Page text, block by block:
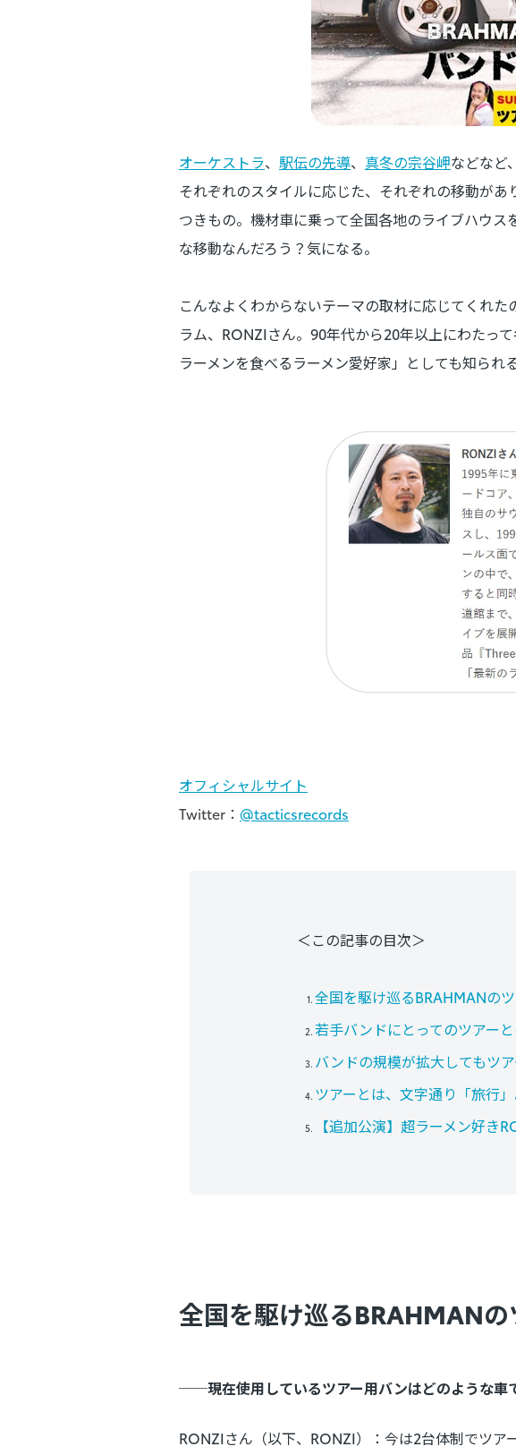
オーケストラ、 駅伝の先導、 真冬の宗谷岬などなど
それぞれのスタイルに応じた、それぞれの移動が
つきもの。機材車に乗って全国各地のライブハウ
な移動なんだろう？気になる。
こんなよくわからないテーマの取材に応じてくれ
ラム、RONZIさん。90年代から20年以上にわたっ
ラーメンを食べるラーメン愛好家」としても知られ
オフィシャルサイト
Twitter： @tacticsrecords
＜この記事の目次＞
全国を駆け巡るBRAHMANの
若手バンドにとってのツアー
バンドの規模が拡大してもツ
ツアーとは、文字通り「旅行
【追加公演】超ラーメン好き
全国を駆け巡るBRAHMAN
──現在使用しているツアー用バンはどのような車
RONZIさん（以下、RONZI）：今は2台体制でツア